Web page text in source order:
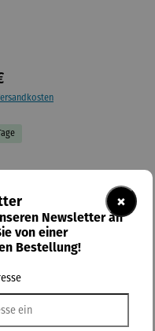
auswählen ×
Newsletter an
von einer
Bestellung!